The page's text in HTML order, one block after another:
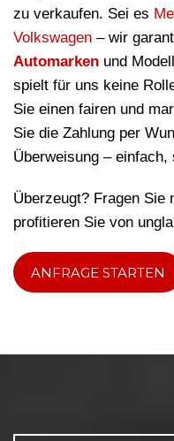
zu verkaufen. Sei es
Volkswagen – wir
Automarken und
spielt für uns keine
Sie einen fairen und
Sie die Zahlung per
Überweisung –
Überzeugt? Fragen Sie
profitieren Sie von
ANFRAGE STARTEN